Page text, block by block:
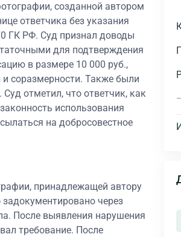
созданной автором
ответчика без указания
ГК РФ. Суд признал доводы
для подтверждения
в размере 10 000 руб.,
и соразмерности. Также были
отметил, что ответчик, как
использования
на добросовестное
принадлежащей автору
через
После выявления нарушения
требование. После